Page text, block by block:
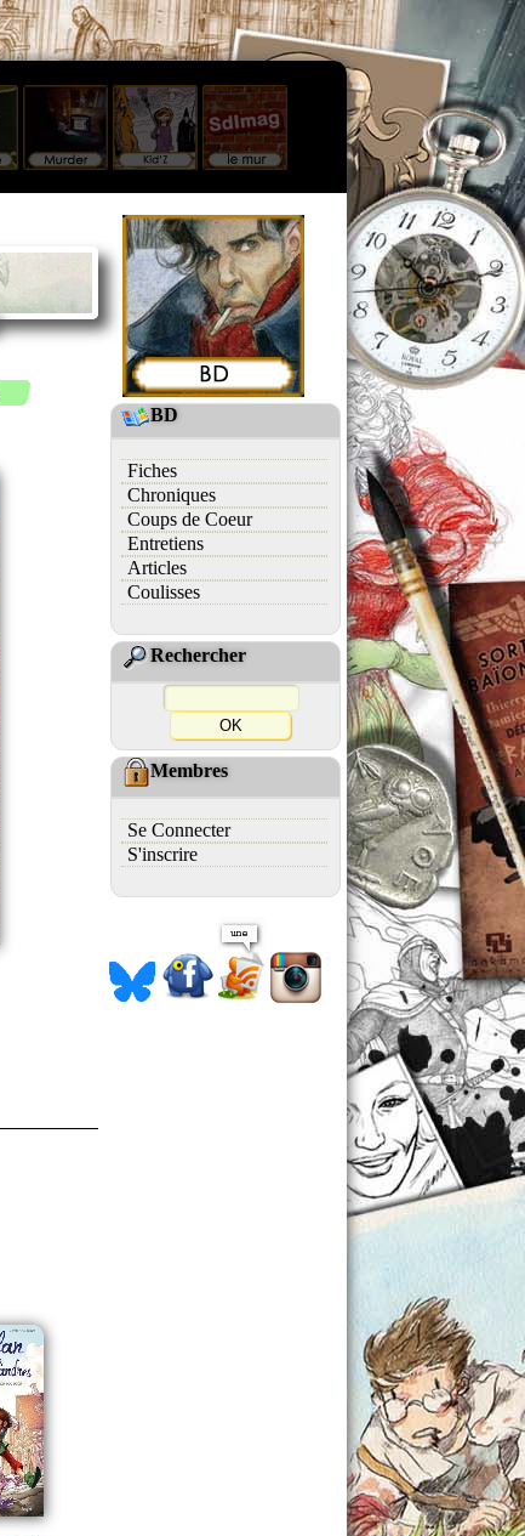
BD
Fiches
Chroniques
Coups de Coeur
Entretiens
Articles
Coulisses
Rechercher
Membres
Se Connecter
S'inscrire